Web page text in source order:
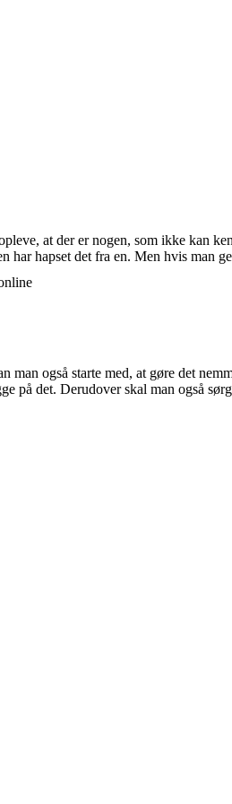
at der er nogen, som ikke kan
har hapset det fra en. Men hvis
man også starte med, at gøre det
på det. Derudover skal man også